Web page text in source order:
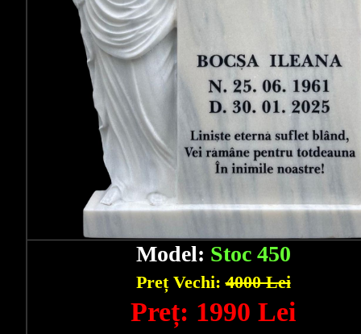
Model: Stoc 450
Preț Vechi:4000 Lei
Preț: 1990 Lei